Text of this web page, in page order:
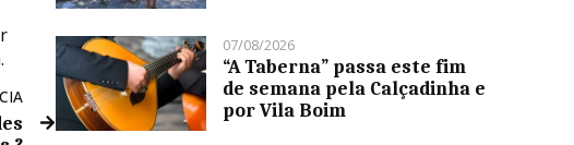
07/08/2026
“A Taberna” passa este fim
de semana pela Calçadinha e
por Vila Boim